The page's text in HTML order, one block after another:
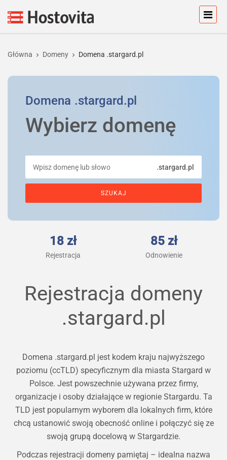
Główna Domeny Domena .stargard.pl
Domena .stargard.pl
Wybierz domenę
.stargard.pl
18 zł
Rejestracja
85 zł
Odnowienie
Rejestracja domeny
.stargard.pl
Domena .stargard.pl jest kodem kraju najwyższego
poziomu (ccTLD) specyficznym dla miasta Stargard w
Polsce. Jest powszechnie używana przez firmy,
organizacje i osoby działające w regionie Stargardu. Ta
TLD jest popularnym wyborem dla lokalnych firm, które
chcą ustanowić swoją obecność online i połączyć się ze
swoją grupą docelową w Stargardzie.
Podczas rejestracji domeny pamiętaj – idealna nazwa